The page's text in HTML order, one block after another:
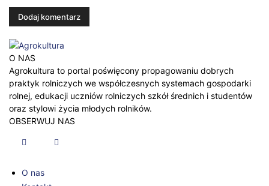
O NAS
Agrokultura to portal poświęcony propagowaniu dobrych
praktyk rolniczych we współczesnych systemach gospodarki
rolnej, edukacji uczniów rolniczych szkół średnich i studentów
oraz stylowi życia młodych rolników.
OBSERWUJ NAS
O nas